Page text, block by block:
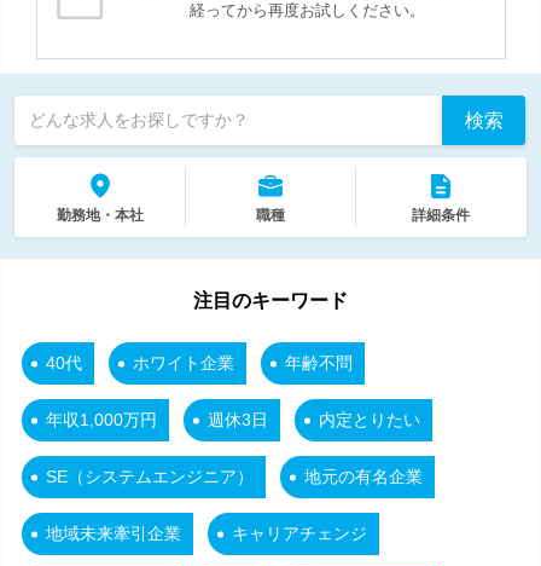
経ってから再度お試しください。
どんな求人をお探しですか？ 検索
勤務地・本社 職種 詳細条件
注目のキーワード
40代 ホワイト企業 年齢不問
年収1,000万円 週休3日 内定とりたい
SE（システムエンジニア） 地元の有名企業
地域未来牽引企業 キャリアチェンジ